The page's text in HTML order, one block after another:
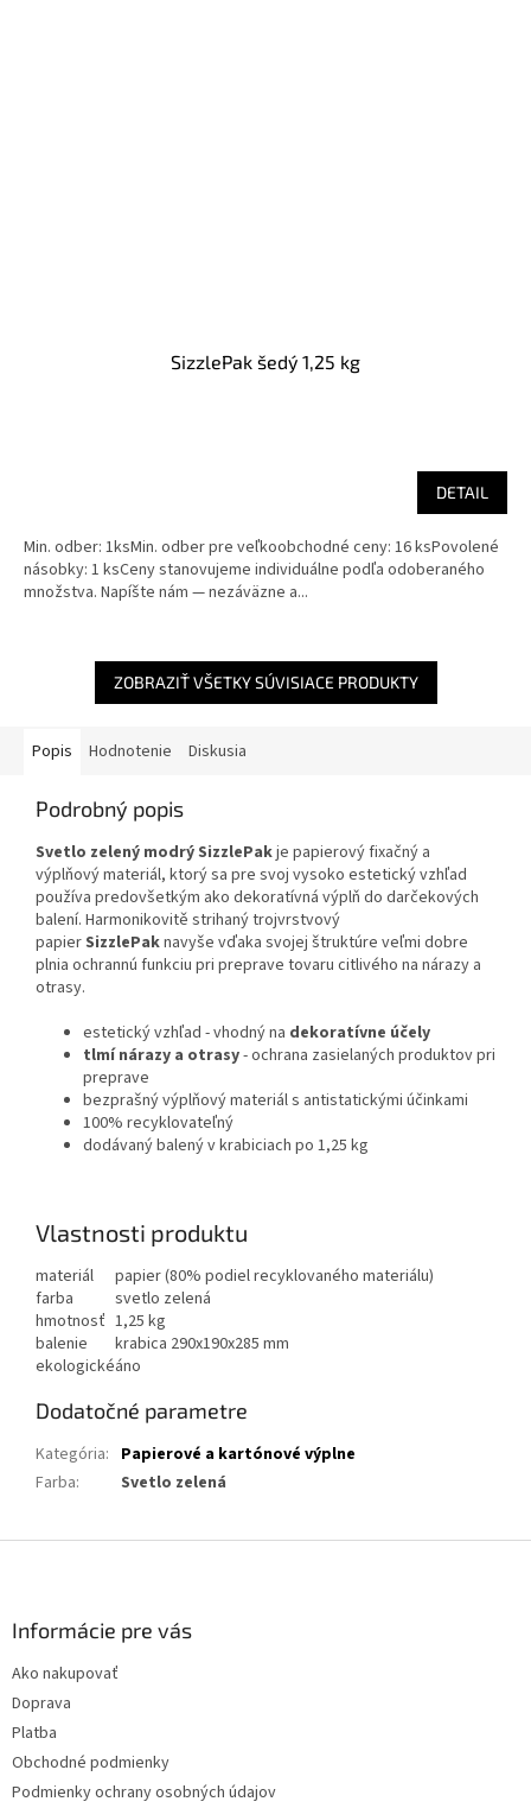
SizzlePak šedý 1,25 kg
DETAIL
Min. odber: 1ksMin. odber pre veľkoobchodné ceny: 16 ksPovolené
násobky: 1 ksCeny stanovujeme individuálne podľa odoberaného
množstva. Napíšte nám — nezáväzne a...
ZOBRAZIŤ VŠETKY SÚVISIACE PRODUKTY
Popis Hodnotenie Diskusia
Podrobný popis
Svetlo zelený modrý SizzlePakje papierový fixačný a
výplňový materiál, ktorý sa pre svoj vysoko estetický vzhľad
používa predovšetkým ako dekoratívná výplň do darčekových
balení. Harmonikovitě strihaný trojvrstvový
papierSizzlePaknavyše vďaka svojej štruktúre veľmi dobre
plnia ochrannú funkciu pri preprave tovaru citlivého na nárazy a
otrasy.
estetický vzhľad - vhodný na dekoratívne účely
tlmí nárazy a otrasy- ochrana zasielaných produktov pri
preprave
bezprašný výplňový materiál s antistatickými účinkami
100% recyklovateľný
dodávaný balený v krabiciach po 1,25 kg
Vlastnosti produktu
materiál
papier (80% podiel recyklovaného materiálu)
farba
svetlo zelená
hmotnosť 1,25 kg
balenie
krabica 290x190x285 mm
ekologickéáno
Dodatočné parametre
Kategória: Papierové a kartónové výplne
Farba: Svetlo zelená
Informácie pre vás
Ako nakupovať
Doprava
Platba
Obchodné podmienky
Podmienky ochrany osobných údajov